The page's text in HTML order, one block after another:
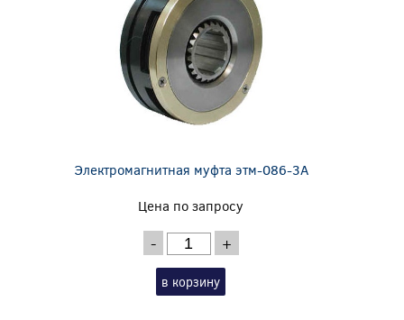
Электромагнитная муфта этм-086-3А
Цена по запросу
- +
в корзину